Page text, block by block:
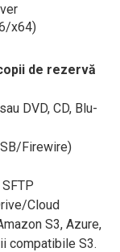
x64)
de rezervă
DVD, CD, Blu-
Firewire)
Cloud
S3, Azure,
compatibile S3.